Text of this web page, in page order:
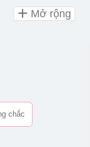
chắc
Mở rộng